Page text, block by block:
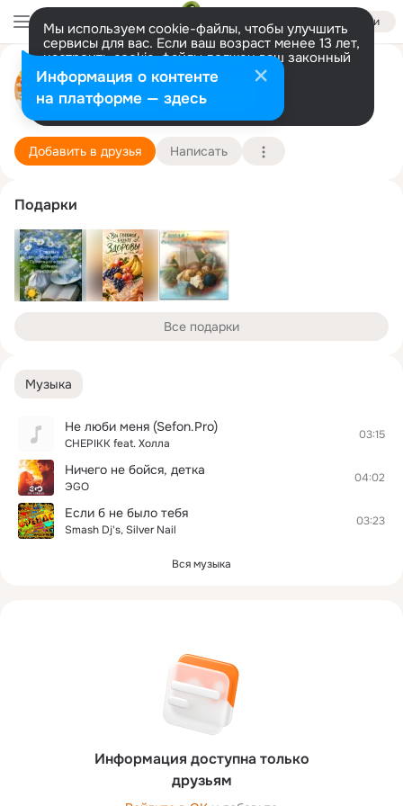
Войти
Мы используем cookie-файлы, чтобы улучшить
сервисы для вас. Если ваш возраст менее 13 лет,
настроить cookie-файлы должен ваш законный
представитель. Больше информации
Разрешить все Настроить
Olesya *
Чебоксары 19 декабря Подробнее
Добавить в друзья Написать
Музыка
Не люби меня (Sefon.Pro)
CHEPIKK feat. Холла
03:15
Ничего не бойся, детка
ЭGO
04:02
Если б не было тебя
Smash Dj's, Silver Nail
03:23
Вся музыка
Информация доступна только
друзьям
Подарки
Все подарки
Информация о контенте
на платформе — здесь